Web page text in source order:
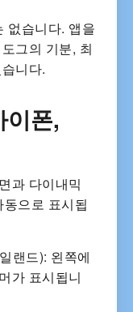
없습니다. 앱을
그의 기분, 최
니다.
이폰,
과 다이내믹
으로 표시됩
랜드): 왼쪽에
가 표시됩니